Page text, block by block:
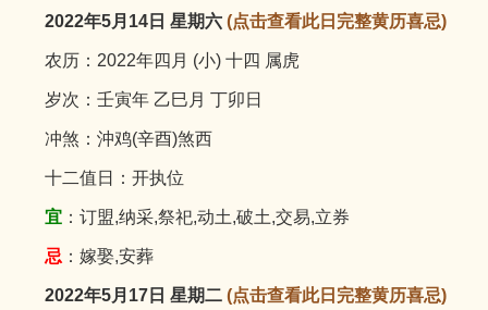
2022年5月14日 星期六 (点击查看此日完整黄历喜忌)
农历：2022年四月 (小) 十四 属虎
岁次：壬寅年 乙巳月 丁卯日
冲煞：沖鸡(辛酉)煞西
十二值日：开执位
宜：订盟,纳采,祭祀,动土,破土,交易,立券
忌 ：嫁娶,安葬
2022年5月17日 星期二 (点击查看此日完整黄历喜忌)